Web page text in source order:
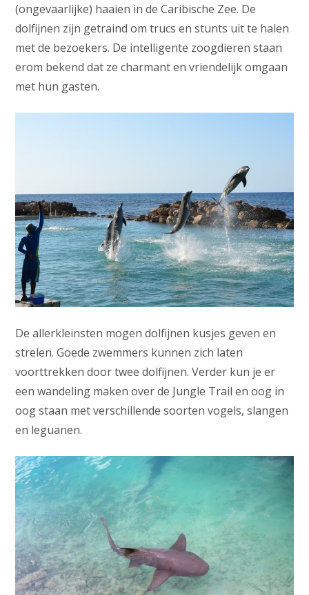
(ongevaarlijke) haaien in de Caribische Zee. De
dolfijnen zijn getraind om trucs en stunts uit te halen
met de bezoekers. De intelligente zoogdieren staan
erom bekend dat ze charmant en vriendelijk omgaan
met hun gasten.
De allerkleinsten mogen dolfijnen kusjes geven en
strelen. Goede zwemmers kunnen zich laten
voorttrekken door twee dolfijnen. Verder kun je er
een wandeling maken over de Jungle Trail en oog in
oog staan met verschillende soorten vogels, slangen
en leguanen.